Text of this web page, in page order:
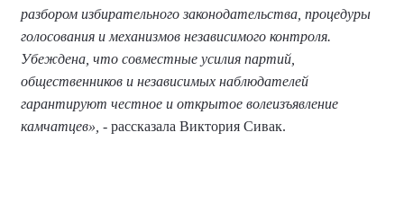
разбором избирательного законодательства, процедуры
голосования и механизмов независимого контроля.
Убеждена, что совместные усилия партий,
общественников и независимых наблюдателей
гарантируют честное и открытое волеизъявление
камчатцев», - рассказала Виктория Сивак.